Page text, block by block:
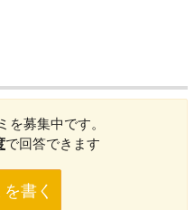
を募集中です。
で回答できます
書く